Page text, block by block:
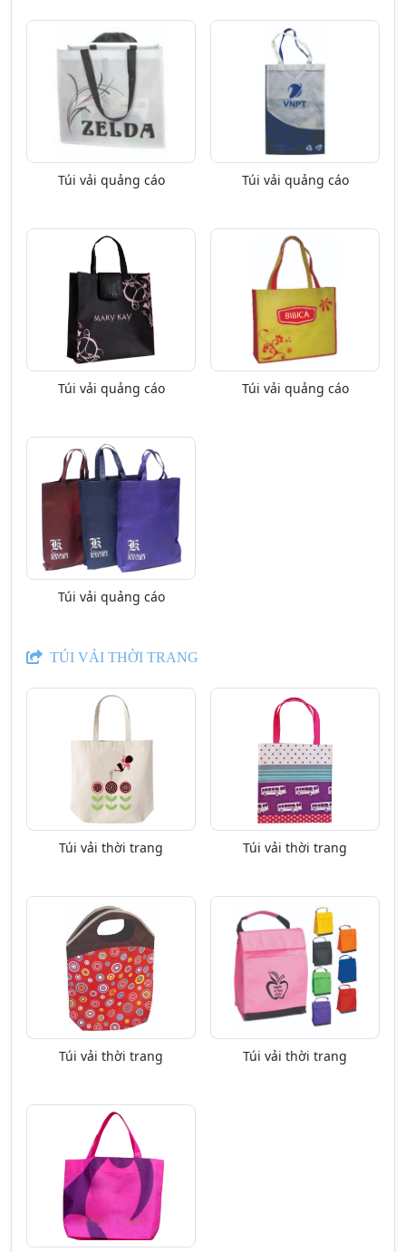
Túi vải quảng cáo Túi vải quảng cáo
Túi vải quảng cáo Túi vải quảng cáo
Túi vải quảng cáo
TÚI VẢI THỜI TRANG
Túi vải thời trang Túi vải thời trang
Túi vải thời trang Túi vải thời trang